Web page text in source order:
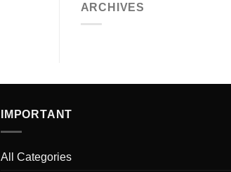
ARCHIVES
IMPORTANT
All Categories